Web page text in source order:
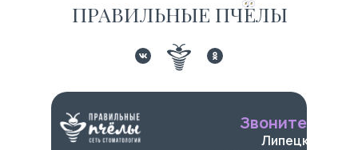
ПРАВИЛЬНЫЕ ПЧЁЛЫ
Липецк
Звоните